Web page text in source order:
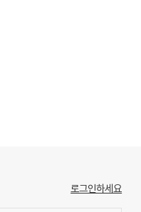
로그인하세요